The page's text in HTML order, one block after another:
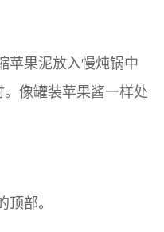
苹果泥放入慢炖锅中
像罐装苹果酱一样处
部。